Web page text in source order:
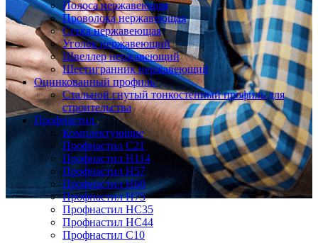
Полоса нержавеющая
Проволока нержавеющая
Сетка нержавеющая
Уголок нержавеющий
Швеллер нержавеющий
Шестигранник нержавеющий
Оцинкованный профиль
Стальной гнутый тонкостенный профиль для
строительства
Профнастил
Комплектующие
Профнастил C21
Профнастил Н114
Профнастил Н57
Профнастил Н60
Профнастил Н75
Профнастил НС35
Профнастил НС44
Профнастил С10